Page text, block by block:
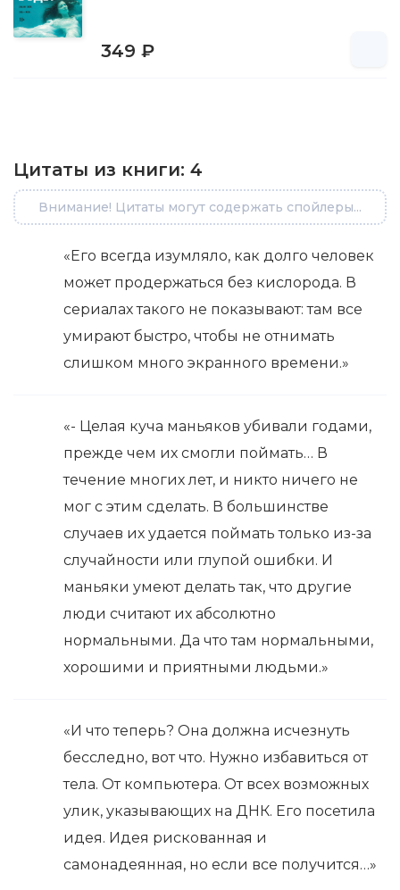
349 ₽
Цитаты из книги: 4
Внимание! Цитаты могут содержать спойлеры...
«Его всегда изумляло, как долго человек
может продержаться без кислорода. В
сериалах такого не показывают: там все
умирают быстро, чтобы не отнимать
слишком много экранного времени.»
«- Целая куча маньяков убивали годами,
прежде чем их смогли поймать… В
течение многих лет, и никто ничего не
мог с этим сделать. В большинстве
случаев их удается поймать только из-за
случайности или глупой ошибки. И
маньяки умеют делать так, что другие
люди считают их абсолютно
нормальными. Да что там нормальными,
хорошими и приятными людьми.»
«И что теперь? Она должна исчезнуть
бесследно, вот что. Нужно избавиться от
тела. От компьютера. От всех возможных
улик, указывающих на ДНК. Его посетила
идея. Идея рискованная и
самонадеянная, но если все получится…»